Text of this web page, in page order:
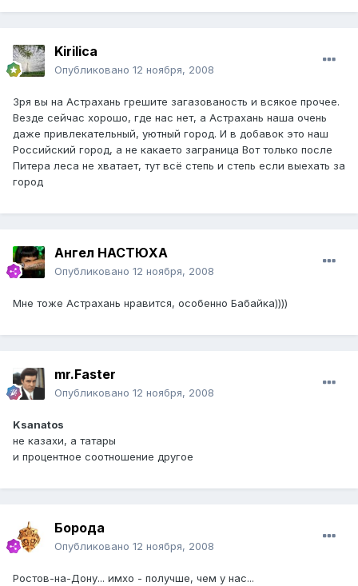
Kirilica
Опубликовано 12 ноября, 2008
Зря вы на Астрахань грешите загазованость и всякое прочее.
Везде сейчас хорошо, где нас нет, а Астрахань наша очень
даже привлекательный, уютный город. И в добавок это наш
Российский город, а не какаето заграница Вот только после
Питера леса не хватает, тут всё степь и степь если выехать за
город
Ангел НАСТЮХА
Опубликовано 12 ноября, 2008
Мне тоже Астрахань нравится, особенно Бабайка))))
mr.Faster
Опубликовано 12 ноября, 2008
Ksanatos
не казахи, а татары
и процентное соотношение другое
Борода
Опубликовано 12 ноября, 2008
Ростов-на-Дону... имхо - получше, чем у нас...